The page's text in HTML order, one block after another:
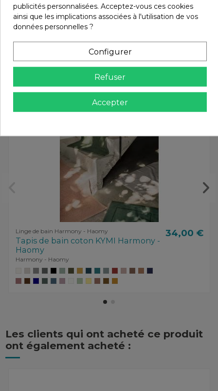
Vous aimerez aussi
Linge de bain Harmony - Haomy
Tapis de bain coton KYMI Harmony -
Haomy
Harmony - Haomy
34,00 €
Les clients qui ont acheté ce produit
ont également acheté :
publicités personnalisées. Acceptez-vous ces cookies
ainsi que les implications associées à l'utilisation de vos
données personnelles ?
Configurer
Refuser
Accepter